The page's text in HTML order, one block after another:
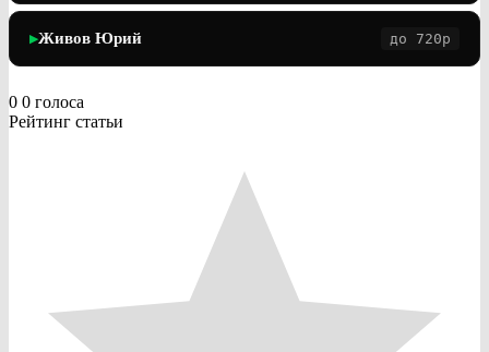
▶Живов Юрий до 720p
0 0 голоса
Рейтинг статьи